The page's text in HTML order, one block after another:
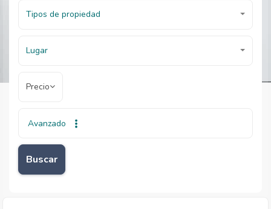
Tipos de propiedad
Lugar
Precio
Avanzado
Buscar
Inicio Inmobiliarias
Inmobiliarias